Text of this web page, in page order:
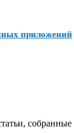
приложений